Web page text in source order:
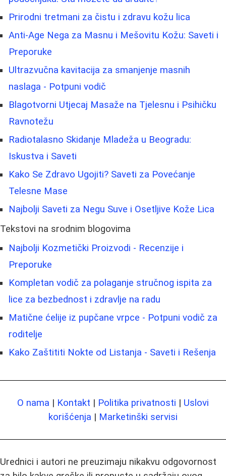
Prirodni tretmani za čistu i zdravu kožu lica
Anti-Age Nega za Masnu i Mešovitu Kožu: Saveti i
Preporuke
Ultrazvučna kavitacija za smanjenje masnih
naslaga - Potpuni vodič
Blagotvorni Utjecaj Masaže na Tjelesnu i Psihičku
Ravnotežu
Radiotalasno Skidanje Mladeža u Beogradu:
Iskustva i Saveti
Kako Se Zdravo Ugojiti? Saveti za Povećanje
Telesne Mase
Najbolji Saveti za Negu Suve i Osetljive Kože Lica
Tekstovi na srodnim blogovima
Najbolji Kozmetički Proizvodi - Recenzije i
Preporuke
Kompletan vodič za polaganje stručnog ispita za
lice za bezbednost i zdravlje na radu
Matične ćelije iz pupčane vrpce - Potpuni vodič za
roditelje
Kako Zaštititi Nokte od Listanja - Saveti i Rešenja
O nama | Kontakt | Politika privatnosti | Uslovi
korišćenja | Marketinški servisi
Urednici i autori ne preuzimaju nikakvu odgovornost